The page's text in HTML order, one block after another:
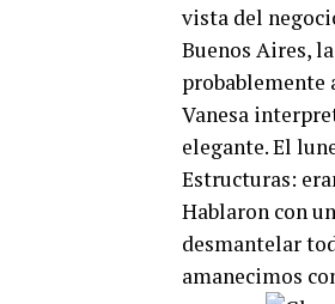
vista del
Buenos Aires,
probablemente
Vanesa
elegante. El
Estructuras:
Hablaron con
desmantelar
amanecimos